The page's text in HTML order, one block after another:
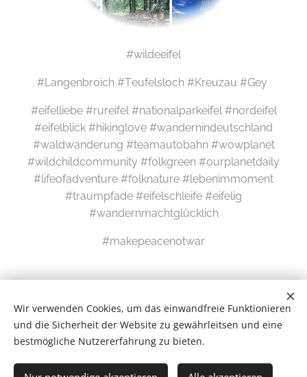
#wildeeifel
#Langenbroich #Teufelsloch #Kreuzau #Gey
#eifelliebe #rureifel #nationalparkeifel #nordeifel
#eifelblick #hikinglove #wandernindeutschland
#waldwanderung #teamautobahn #wowplanet
#wildchildcommunity #folkgreen #ourplanetdaily
#lifeofadventure #folknature #lebenimmoment
#traumpfade #eifelschleife #eifelig
#wandernmachtglücklich
#makepeacenotwar
Wir verwenden Cookies, um das einwandfreie Funktionieren
und die Sicherheit der Website zu gewährleitsen und eine
bestmögliche Nutzererfahrung zu bieten.